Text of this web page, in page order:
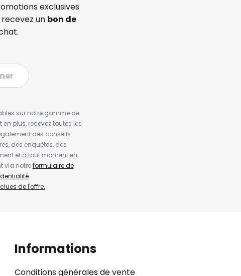
exclusives
un bon de
sur notre gamme de
plus, recevez toutes les
des conseils
des enquêtes, des
et à tout moment en
via notreformulaire de
.
de l'offre.
Informations
Conditions générales de vente